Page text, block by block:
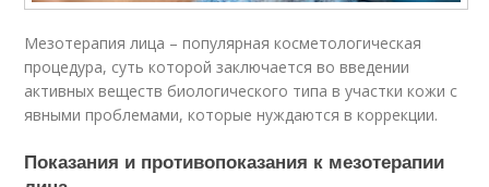
Мезотерапия лица – популярная косметологическая
процедура, суть которой заключается во введении
активных веществ биологического типа в участки кожи с
явными проблемами, которые нуждаются в коррекции.
Показания и противопоказания к мезотерапии